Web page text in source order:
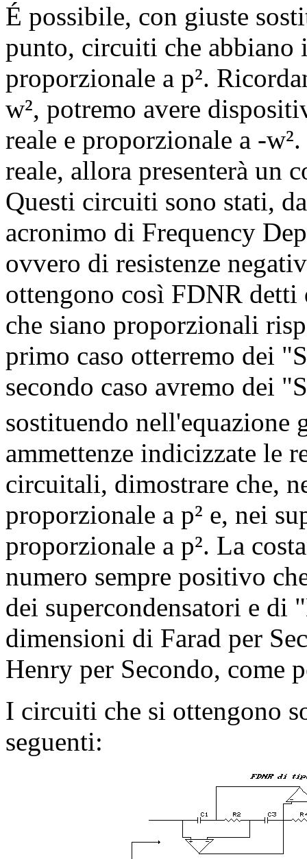
É possibile, con giuste
punto, circuiti che abbiano
proporzionale a p².
w², potremo avere
reale e proporzionale a -w
reale, allora presenterà un
Questi circuiti sono stati,
acronimo di Frequency
ovvero di resistenze
ottengono così FDNR
che siano proporzionali
primo caso otterremo dei
secondo caso avremo dei
sostituendo nell'equazione
ammettenze indicizzate le
circuitali, dimostrare che,
proporzionale a p² e, nei
proporzionale a p². La
numero sempre positivo
dei supercondensatori e di
dimensioni di Farad per
Henry per Secondo, come
I circuiti che si ottengono
seguenti: